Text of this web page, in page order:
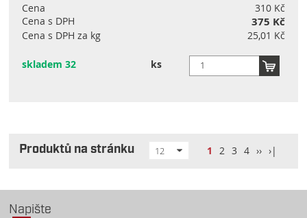
Cena
310 Kč
Cena s DPH
375 Kč
Cena s DPH za kg 25,01 Kč
skladem 32 ks
Produktů na stránku 12 1 2 3 4 ›› ›|
Napište